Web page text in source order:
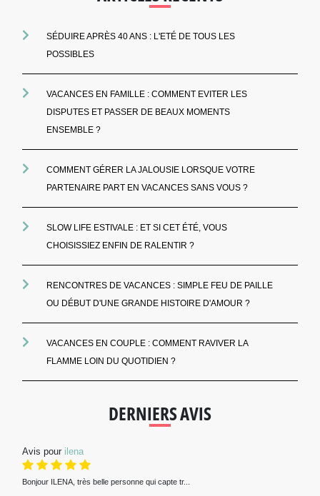
SÉDUIRE APRÈS 40 ANS : L'ETÉ DE TOUS LES
POSSIBLES
VACANCES EN FAMILLE : COMMENT EVITER LES
DISPUTES ET PASSER DE BEAUX MOMENTS
ENSEMBLE ?
COMMENT GÉRER LA JALOUSIE LORSQUE VOTRE
PARTENAIRE PART EN VACANCES SANS VOUS ?
SLOW LIFE ESTIVALE : ET SI CET ÉTÉ, VOUS
CHOISISSIEZ ENFIN DE RALENTIR ?
RENCONTRES DE VACANCES : SIMPLE FEU DE PAILLE
OU DÉBUT D'UNE GRANDE HISTOIRE D'AMOUR ?
VACANCES EN COUPLE : COMMENT RAVIVER LA
FLAMME LOIN DU QUOTIDIEN ?
DERNIERS AVIS
Avis pour ilena
Bonjour ILENA, très belle personne qui capte tr...